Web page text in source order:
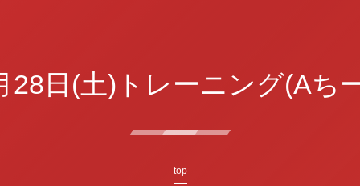
28日(土)トレーニング(Aち
top